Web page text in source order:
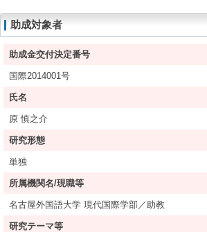
助成対象者
助成金交付決定番号
国際2014001号
氏名
原 慎之介
研究形態
単独
所属機関名/現職等
名古屋外国語大学 現代国際学部／助教
研究テーマ等